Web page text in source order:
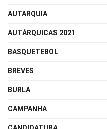
AUTARQUIA
AUTÁRQUICAS 2021
BASQUETEBOL
BREVES
BURLA
CAMPANHA